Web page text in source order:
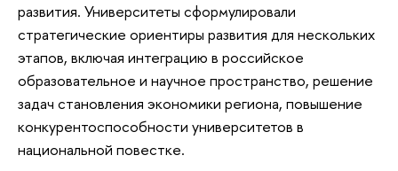
развития. Университеты сформулировали
стратегические ориентиры развития для нескольких
этапов, включая интеграцию в российское
образовательное и научное пространство, решение
задач становления экономики региона, повышение
конкурентоспособности университетов в
национальной повестке.